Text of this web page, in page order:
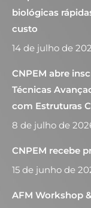
biológicas
custo
14 de julho de
CNPEM abre
Técnicas
com Estruturas
8 de julho de
CNPEM recebe
15 de junho de
AFM Workshop